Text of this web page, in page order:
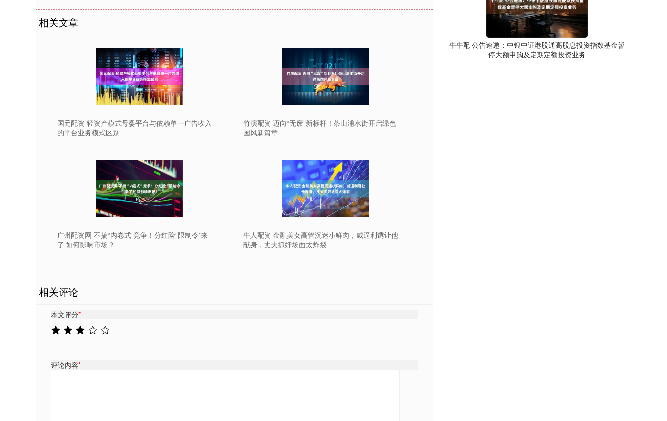
相关文章
国元配资 轻资产模式母婴平台与依赖单一广告收入
的平台业务模式区别
竹演配资 迈向“无废”新标杆！茶山浦水街开启绿色
国风新篇章
广州配资网 不搞“内卷式”竞争！分红险“限制令”来
了 如何影响市场？
牛人配资 金融美女高管沉迷小鲜肉，威逼利诱让他
献身，丈夫抓奸场面太炸裂
相关评论
本文评分*
评论内容*
牛牛配 公告速递：中银中证港股通高股息投资指数基金暂
停大额申购及定期定额投资业务